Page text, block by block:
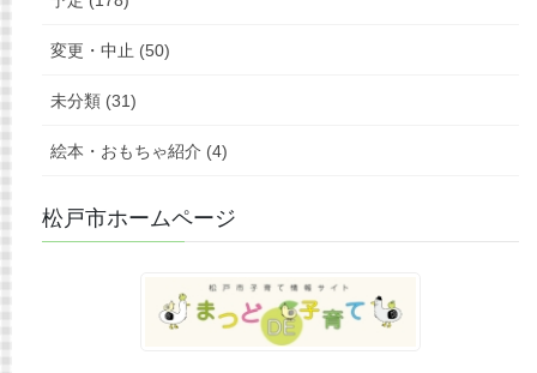
変更・中止 (50)
未分類 (31)
絵本・おもちゃ紹介 (4)
松戸市ホームページ